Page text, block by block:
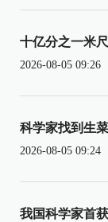
十亿分之一米
2026-08-05 09:26
科学家找到生
2026-08-05 09:24
我国科学家首